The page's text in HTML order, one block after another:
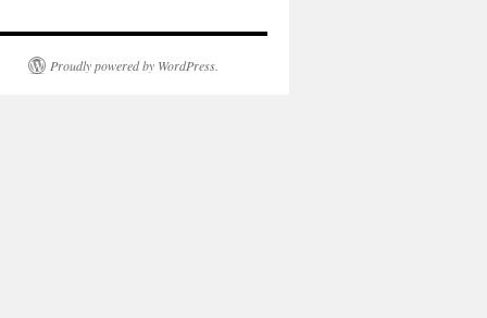
Proudly powered by WordPress.